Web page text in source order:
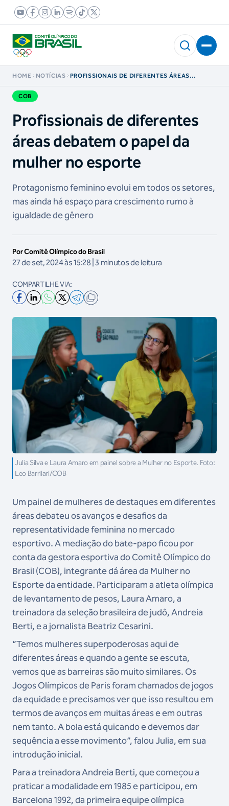
HOME NOTÍCIAS
PROFISSIONAIS DE DIFERENTES ÁREAS
COB
Profissionais de diferentes
áreas debatem o papel da
mulher no esporte
Protagonismo feminino evolui em todos os setores,
mas ainda há espaço para crescimento rumo à
igualdade de gênero
Por Comitê Olímpico do Brasil
27 de set, 2024 às 15:28 | 3 minutos de leitura
COMPARTILHE VIA:
Julia Silva e Laura Amaro em painel sobre a Mulher no Esporte. Foto:
Leo Barrilari/COB
Um painel de mulheres de destaques em diferentes
áreas debateu os avanços e desafios da
representatividade feminina no mercado
esportivo. A mediação do bate-papo ficou por
conta da gestora esportiva do Comitê Olímpico do
Brasil (COB), integrante dá área da Mulher no
Esporte da entidade. Participaram a atleta olímpica
de levantamento de pesos, Laura Amaro, a
treinadora da seleção brasileira de judô, Andreia
Berti, e a jornalista Beatriz Cesarini.
“Temos mulheres superpoderosas aqui de
diferentes áreas e quando a gente se escuta,
vemos que as barreiras são muito similares. Os
Jogos Olímpicos de Paris foram chamados de jogos
da equidade e precisamos ver que isso resultou em
termos de avanços em muitas áreas e em outras
nem tanto. A bola está quicando e devemos dar
sequência a esse movimento”, falou Julia, em sua
introdução inicial.
Para a treinadora Andreia Berti, que começou a
praticar a modalidade em 1985 e participou, em
Barcelona 1992, da primeira equipe olímpica